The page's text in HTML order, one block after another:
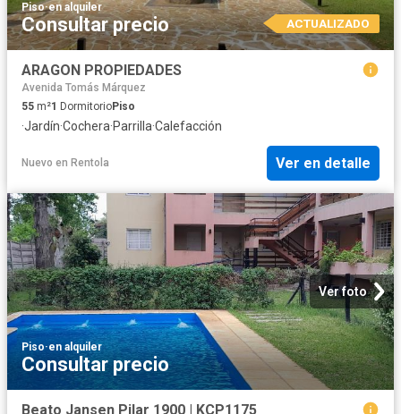
Piso·en alquiler
Consultar precio ACTUALIZADO
ARAGON PROPIEDADES
Avenida Tomás Márquez
55 m²1 DormitorioPiso
·Jardín·Cochera·Parrilla·Calefacción
Nuevo en Rentola Ver en detalle
Ver foto
Piso·en alquiler
Consultar precio
Beato Jansen Pilar 1900 | KCP1175